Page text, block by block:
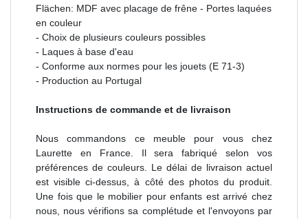
Flächen: MDF avec placage de frêne - Portes laquées
en couleur
- Choix de plusieurs couleurs possibles
- Laques à base d'eau
- Conforme aux normes pour les jouets (E 71-3)
- Production au Portugal
Instructions de commande et de livraison
Nous commandons ce meuble pour vous chez
Laurette en France. Il sera fabriqué selon vos
préférences de couleurs. Le délai de livraison actuel
est visible ci-dessus, à côté des photos du produit.
Une fois que le mobilier pour enfants est arrivé chez
nous, nous vérifions sa complétude et l'envoyons par